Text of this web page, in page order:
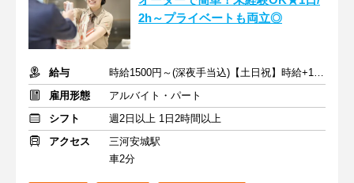
2h～プライベートも両立◎
給与
時給1500円～(深夜手当込)【土日祝】時給+100円
雇用形態
アルバイト・パート
シフト
週2日以上 1日2時間以上
アクセス
三河安城駅
車2分